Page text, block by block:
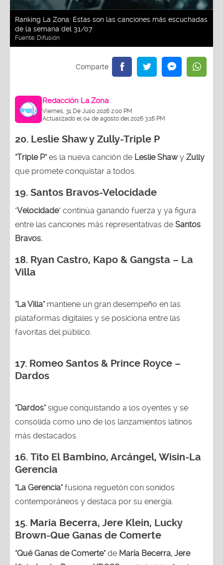
Ranking La Zona: Estas son las canciones más escuchadas
de la semana del 31/07
Fuente: Difusión
Redacción La Zona
Viernes, 31 De Julio 2026 2:00 PM
Actualizado el 04 de agosto del 2026 3:16 PM
20. Leslie Shaw y Zully-Triple P
"Triple P"es la nueva canción de Leslie Shawy Zully
que promete conquistar a todos.
19. Santos Bravos-Velocidade
"Velocidade" continúa ganando fuerza y ya figura
entre las canciones más representativas de Santos
Bravos.
18. Ryan Castro, Kapo & Gangsta – La
Villa
"La Villa"mantiene un gran desempeño en las
plataformas digitales y se posiciona entre las
favoritas del público.
17. Romeo Santos & Prince Royce –
Dardos
"Dardos"sigue conquistando a los oyentes y se
consolida como uno de los lanzamientos latinos
más destacados.
16. Tito El Bambino, Arcángel, Wisin-La
Gerencia
"La Gerencia"fusiona reguetón con sonidos
contemporáneos y destaca por su energía.
15. Maria Becerra, Jere Klein, Lucky
Brown-Que Ganas de Comerte
"Qué Ganas de Comerte"de María Becerra, Jere